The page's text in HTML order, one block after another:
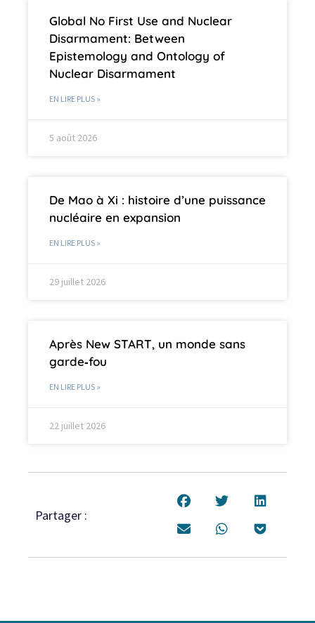
Global No First Use and Nuclear
Disarmament: Between
Epistemology and Ontology of
Nuclear Disarmament
EN LIRE PLUS »
5 août 2026
De Mao à Xi : histoire d’une puissance
nucléaire en expansion
EN LIRE PLUS »
29 juillet 2026
Après New START, un monde sans
garde‑fou
EN LIRE PLUS »
22 juillet 2026
Partager :